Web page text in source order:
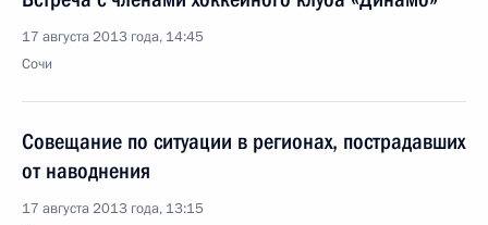
17 августа 2013 года, 14:45
Сочи
Совещание по ситуации в регионах, пострадавших
от наводнения
17 августа 2013 года, 13:15